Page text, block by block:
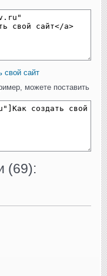
свой сайт
можете поставить
(69):